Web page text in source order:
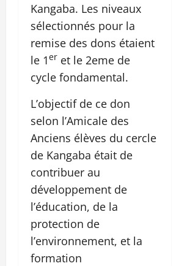
Kangaba. Les niveaux
sélectionnés pour la
remise des dons étaient
le 1er et le 2eme de
cycle fondamental.
L’objectif de ce don
selon l’Amicale des
Anciens élèves du cercle
de Kangaba était de
contribuer au
développement de
l’éducation, de la
protection de
l’environnement, et la
formation